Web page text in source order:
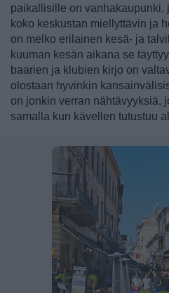
paikallisille on vanhakaupunki,
koko keskustan miellyttävin ja
on melko erilainen kesä- ja
kuuman kesän aikana se
baarien ja klubien kirjo on
olostaan hyvinkin
on jonkin verran nähtävyyksiä,
samalla kun kävellen tutustuu